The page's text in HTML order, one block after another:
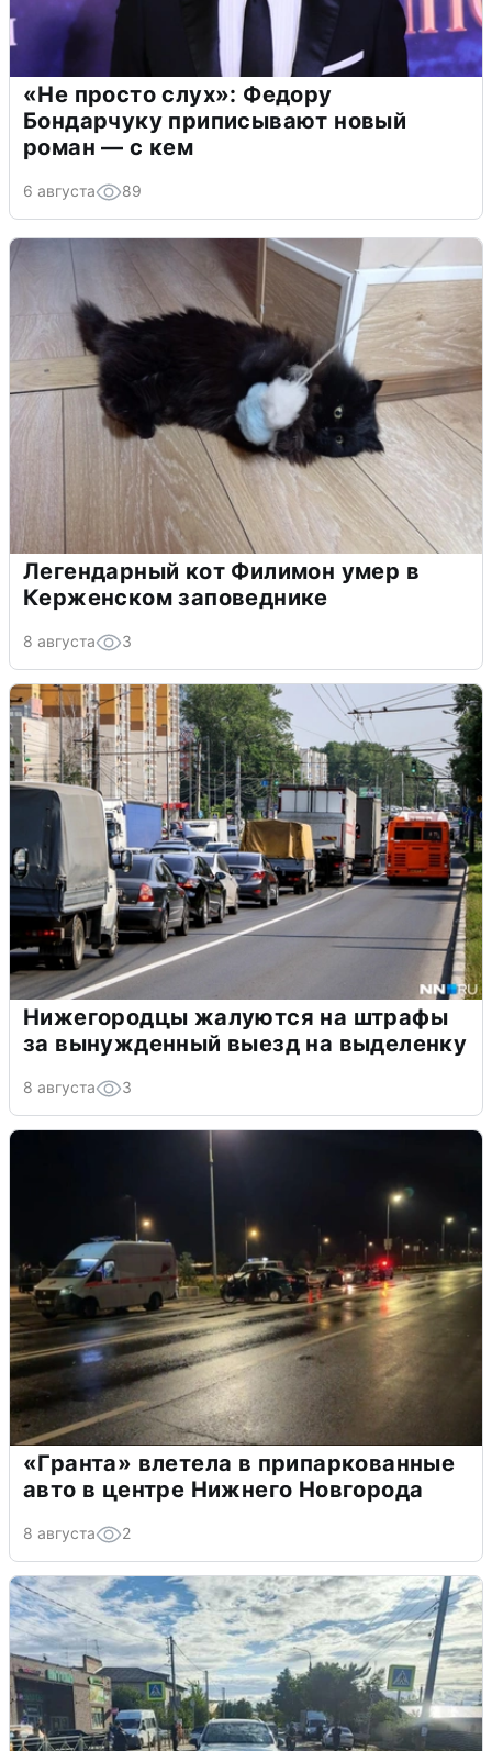
«Не просто слух»: Федору
Бондарчуку приписывают новый
роман — с кем
6 августа 89
Легендарный кот Филимон умер в
Керженском заповеднике
8 августа 3
Нижегородцы жалуются на штрафы
за вынужденный выезд на выделенку
8 августа 3
«Гранта» влетела в припаркованные
авто в центре Нижнего Новгорода
8 августа 2